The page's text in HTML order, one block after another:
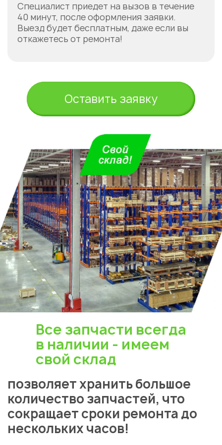
Специалист приедет на вызов в течение
40 минут, после оформления заявки.
Выезд будет бесплатным, даже если вы
откажетесь от ремонта!
Оставить заявку
Все запчасти всегда
в наличии - имеем
свой склад
позволяет хранить большое
количество запчастей, что
сокращает сроки ремонта до
нескольких часов!